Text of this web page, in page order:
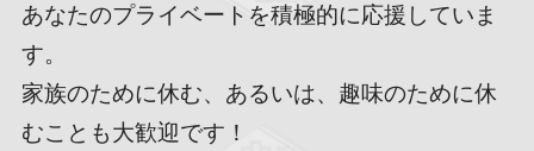
あなたのプライベートを積極的に応援していま
す。
家族のために休む、あるいは、趣味のために休
むことも大歓迎です！